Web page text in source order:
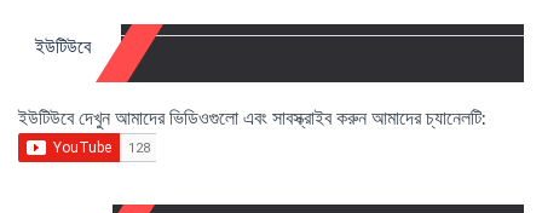
ইউটিউবে
ইউটিউবে দেখুন আমাদের ভিডিওগুলো এবং সাবস্ক্রাইব করুন আমাদের চ্যানেলটি: